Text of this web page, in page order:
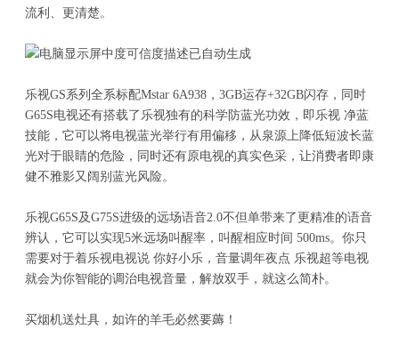
流利、更清楚。
乐视GS系列全系标配Mstar 6A938，3GB运存+32GB闪存，同时
G65S电视还有搭载了乐视独有的科学防蓝光功效，即乐视 净蓝
技能，它可以将电视蓝光举行有用偏移，从泉源上降低短波长蓝
光对于眼睛的危险，同时还有原电视的真实色采，让消费者即康
健不雅影又阔别蓝光风险。
乐视G65S及G75S进级的远场语音2.0不但单带来了更精准的语音
辨认，它可以实现5米远场叫醒率，叫醒相应时间 500ms。你只
需要对于着乐视电视说 你好小乐，音量调年夜点 乐视超等电视
就会为你智能的调治电视音量，解放双手，就这么简朴。
买烟机送灶具，如许的羊毛必然要薅！